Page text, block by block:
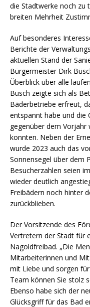
die Stadtwerke noch zu
breiten Mehrheit
Auf besonderes
Berichte der
aktuellen Stand der
Bürgermeister Dirk
Überblick über alle
Busch zeigte sich als
Bäderbetriebe erfreut,
entspannt habe und die
gegenüber dem
konnten. Neben der
wurde 2023 auch das
Sonnensegel über dem
Besucherzahlen seien
wieder deutlich
Freibädern noch hinter
zurückblieben.
Der Vorsitzende des
Vertretern der Stadt für
Nagoldfreibad. „Die
Mitarbeiterinnen und
mit Liebe und sorgen
Team können Sie stolz
Ebenso habe sich der
Glücksgriff für das Bad